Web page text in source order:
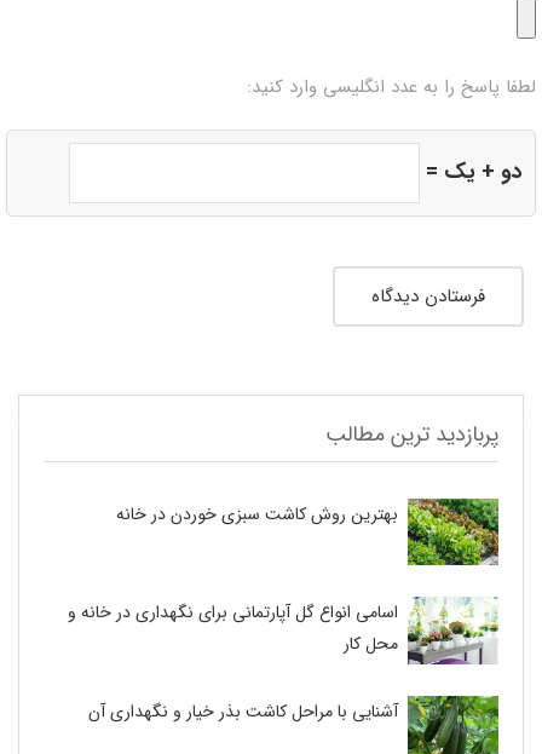
لطفا پاسخ را به عدد انگلیسی وارد کنید:
دو + یک =
پربازدید ترین مطالب
بهترین روش کاشت سبزی خوردن در خانه
اسامی انواع گل آپارتمانی برای نگهداری در خانه و
محل کار
آشنایی با مراحل کاشت بذر خیار و نگهداری آن